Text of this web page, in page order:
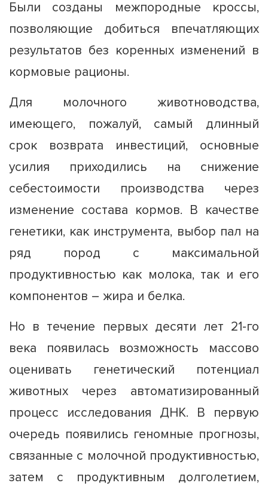
Были созданы межпородные кроссы,
позволяющие добиться впечатляющих
результатов без коренных изменений в
кормовые рационы.
Для молочного животноводства,
имеющего, пожалуй, самый длинный
срок возврата инвестиций, основные
усилия приходились на снижение
себестоимости производства через
изменение состава кормов. В качестве
генетики, как инструмента, выбор пал на
ряд пород с максимальной
продуктивностью как молока, так и его
компонентов – жира и белка.
Но в течение первых десяти лет 21-го
века появилась возможность массово
оценивать генетический потенциал
животных через автоматизированный
процесс исследования ДНК. В первую
очередь появились геномные прогнозы,
связанные с молочной продуктивностью,
затем с продуктивным долголетием,